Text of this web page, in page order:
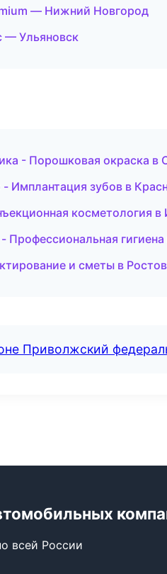
— Нижний Новгород
— Ульяновск
- Порошковая окраска в
Имплантация зубов в
косметология в
гигиена
и сметы в
Приволжский
всей России